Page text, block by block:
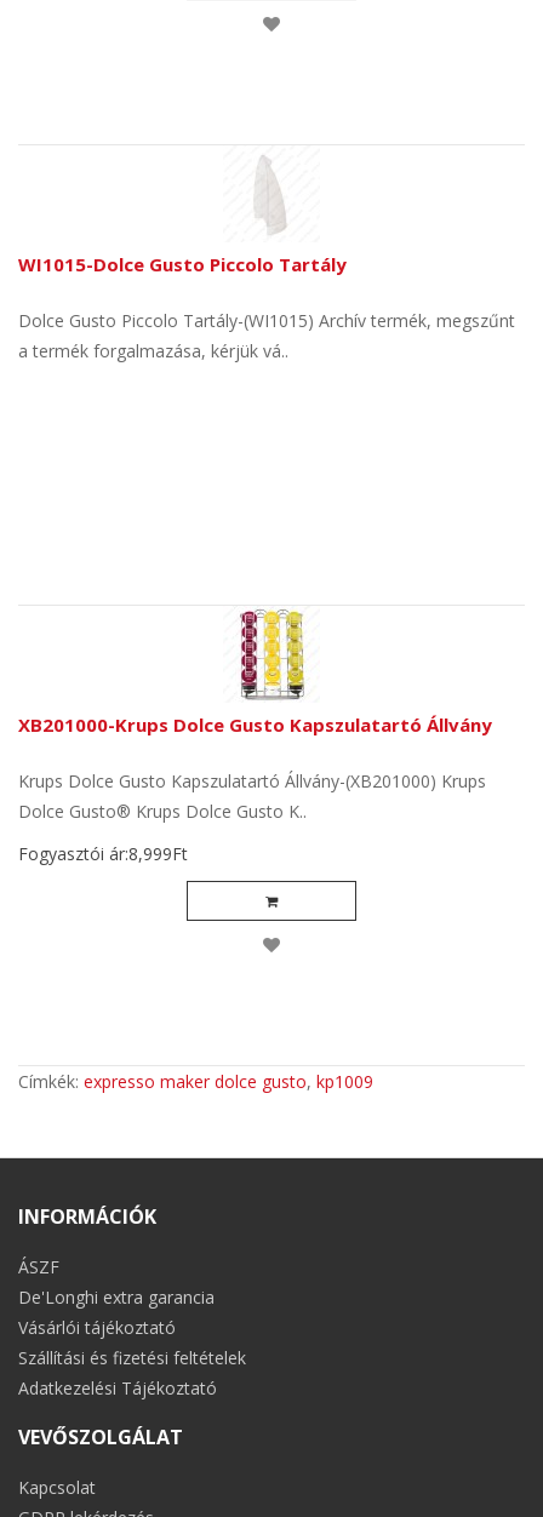
WI1015-Dolce Gusto Piccolo Tartály
Dolce Gusto Piccolo Tartály-(WI1015) Archív termék, megszűnt
a termék forgalmazása, kérjük vá..
XB201000-Krups Dolce Gusto Kapszulatartó Állvány
Krups Dolce Gusto Kapszulatartó Állvány-(XB201000) Krups
Dolce Gusto® Krups Dolce Gusto K..
Fogyasztói ár:8,999Ft
Címkék: expresso maker dolce gusto, kp1009
INFORMÁCIÓK
ÁSZF
De'Longhi extra garancia
Vásárlói tájékoztató
Szállítási és fizetési feltételek
Adatkezelési Tájékoztató
VEVŐSZOLGÁLAT
Kapcsolat